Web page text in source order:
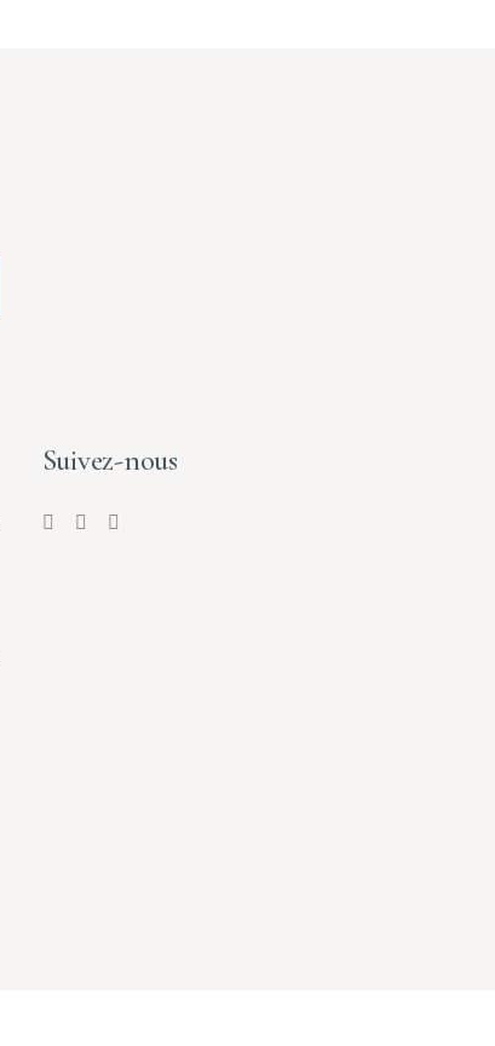
Suivez-nous